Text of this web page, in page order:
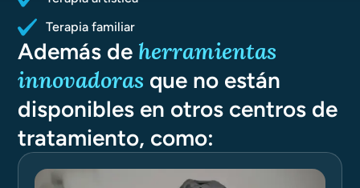
Terapia familiar
Además de herramientas
innovadoras que no están
disponibles en otros centros de
tratamiento, como: